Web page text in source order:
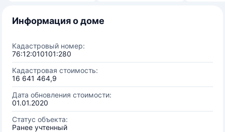
Информация о доме
Кадастровый номер:
76:12:010101:280
Кадастровая стоимость:
16 641 464,9
Дата обновления стоимости:
01.01.2020
Статус объекта:
Ранее учтенный